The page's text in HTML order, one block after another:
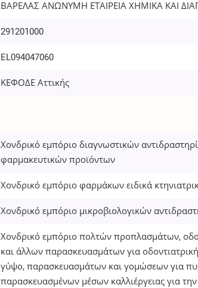
ΒΑΡΕΛΑΣ ΑΝΩΝΥΜΗ ΕΤΑΙΡΕΙΑ ΧΗΜΙΚΑ ΚΑΙ
291201000
EL094047060
ΚΕΦΟΔΕ Αττικής
Χονδρικό εμπόριο διαγνωστικών
φαρμακευτικών προϊόντων
Χονδρικό εμπόριο φαρμάκων ειδικά
Χονδρικό εμπόριο μικροβιολογικών
Χονδρικό εμπόριο πολτών προπλασμάτων,
και άλλων παρασκευασμάτων για
γύψο, παρασκευασμάτων και γομώσεων για
παρασκευασμένων μέσων καλλιέργειας για